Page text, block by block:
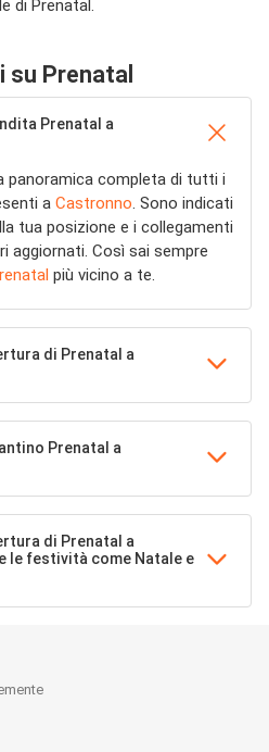
di Prenatal.
su Prenatal
Prenatal a
panoramica completa di tutti i
a Castronno. Sono indicati
tua posizione e i collegamenti
aggiornati. Così sai sempre
più vicino a te.
di Prenatal a
Prenatal a
di Prenatal a
le festività come Natale e